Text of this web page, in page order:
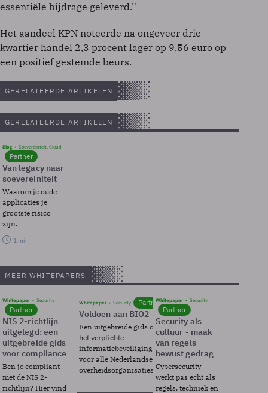
essentiële bijdrage geleverd.''
Het aandeel KPN noteerde na ongeveer drie
kwartier handel 2,3 procent lager op 9,56 euro op
een positief gestemde beurs.
GERELATEERDE ARTIKELEN
GERELATEERDE ARTIKELEN
Blog Soevereinteit, Cloud
Partner
Van legacy naar
soevereiniteit
Waarom je oude
applicaties je
grootste risico
zijn.
1 min
MEER WHITEPAPERS
Whitepaper Security
Partner
NIS 2-richtlijn
uitgelegd: een
uitgebreide gids
voor compliance
Ben je compliant
met de NIS 2-
richtlijn? Hier vind
Whitepaper Security Partner
Voldoen aan BIO2
Een uitgebreide gids over BIO2,
het verplichte
informatiebeveiligingsframework
voor alle Nederlandse
overheidsorganisaties.
Whitepaper Security
Partner
Security als
cultuur - maak
van regels
bewust gedrag
Cybersecurity
werkt pas echt als
regels, techniek en